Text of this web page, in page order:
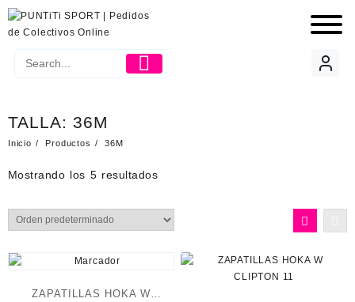
TALLA: 36M
Inicio Productos 36M
Mostrando los 5 resultados
ZAPATILLAS HOKA W